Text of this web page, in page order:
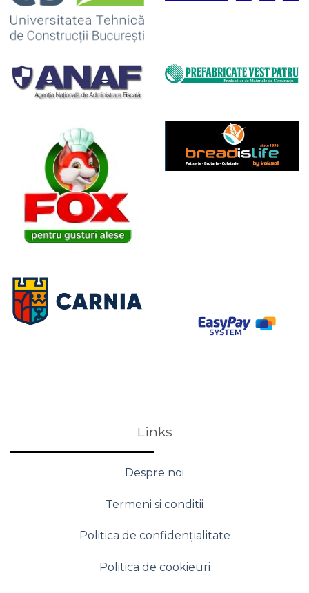
Links
Despre noi
Termeni si conditii
Politica de confidențialitate
Politica de cookieuri